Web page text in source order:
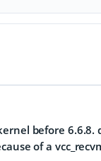
before 6.6.8.
of a